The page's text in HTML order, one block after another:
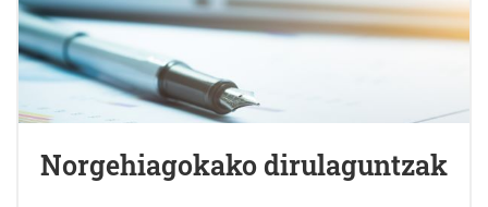
Norgehiagokako dirulaguntzak